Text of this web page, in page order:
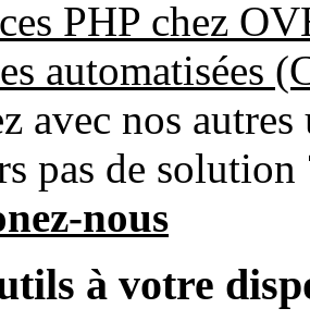
PHP chez
automatisées
avec nos
pas de
nous
à votre